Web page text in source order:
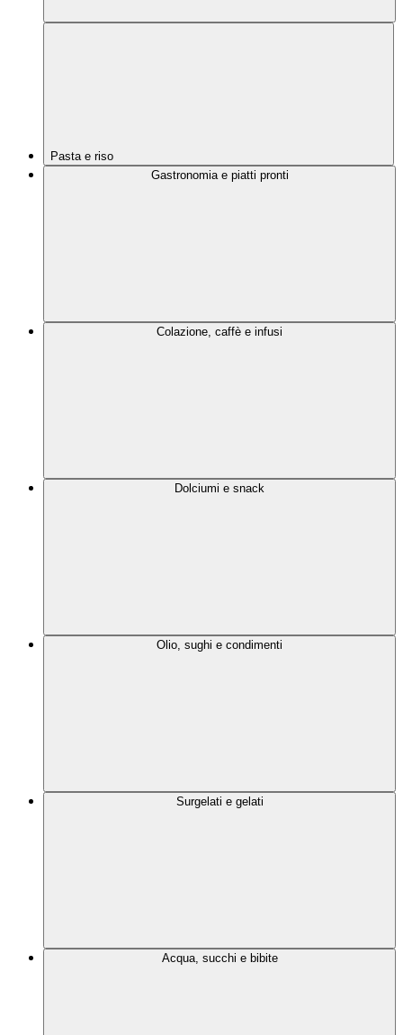
Pasta e riso
Gastronomia e piatti pronti
Colazione, caffè e infusi
Dolciumi e snack
Olio, sughi e condimenti
Surgelati e gelati
Acqua, succhi e bibite